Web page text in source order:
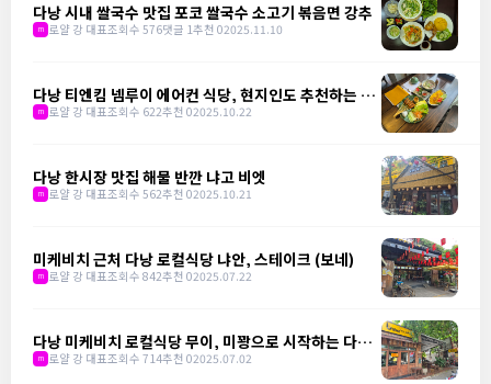
다낭 시내 쌀국수 맛집 포코 쌀국수 소고기 볶음면 강추
m 로얄 강 대표조회수 576댓글 1추천 02025.11.10
다낭 티엔킴 넴루이 에어컨 식당, 현지인도 추천하는 맛
집
m 로얄 강 대표조회수 622추천 02025.10.22
다낭 한시장 맛집 해물 반깐 냐고 비엣
m 로얄 강 대표조회수 562추천 02025.10.21
미케비치 근처 다낭 로컬식당 냐안, 스테이크 (보네)
m 로얄 강 대표조회수 842추천 02025.07.22
다낭 미케비치 로컬식당 무이, 미꽝으로 시작하는 다낭
의 하루
m 로얄 강 대표조회수 714추천 02025.07.02